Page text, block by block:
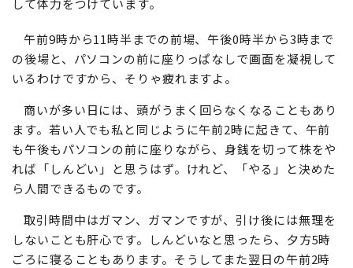
して体力をつけています。
午前9時から11時半までの前場、午後0時半から3時まで
の後場と、パソコンの前に座りっぱなしで画面を凝視して
いるわけですから、そりゃ疲れますよ。
商いが多い日には、頭がうまく回らなくなることもあり
ます。若い人でも私と同じように午前2時に起きて、午前
も午後もパソコンの前に座りながら、身銭を切って株をや
れば「しんどい」と思うはず。けれど、「やる」と決めた
ら人間できるものです。
取引時間中はガマン、ガマンですが、引け後には無理を
しないことも肝心です。しんどいなと思ったら、夕方5時
ごろに寝ることもあります。そうしてまた翌日の午前2時